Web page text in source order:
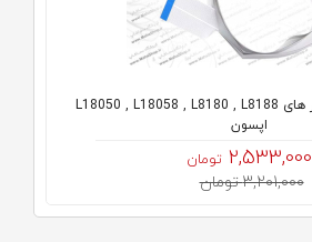
کابل فلت هد پرینتر های L18050 , L18058 , L8180 , L8188
اپسون
2,533,000 تومان
3,201,000 تومان